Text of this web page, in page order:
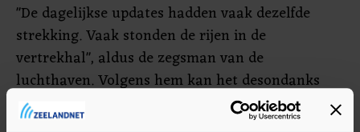
"De dagelijkse updates hadden vaak dezelfde
strekking. Vaak stonden de rijen in de
vertrekhal", aldus de zegsman van de
luchthaven. Volgens hem kan het desondanks
voorkomen dat er incidenteel reizigers buiten
staan te wachten, zoals ook maandagochtend het